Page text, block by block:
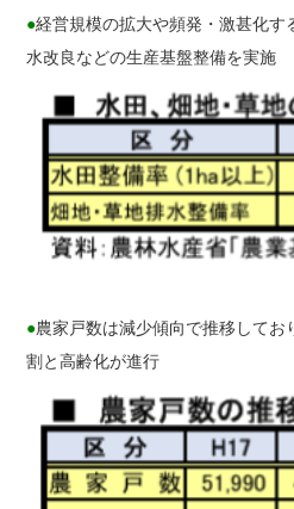
●経営規模の拡大や頻発・激甚化
水改良などの生産基盤整備を実施
●農家戸数は減少傾向で推移して
割と高齢化が進行